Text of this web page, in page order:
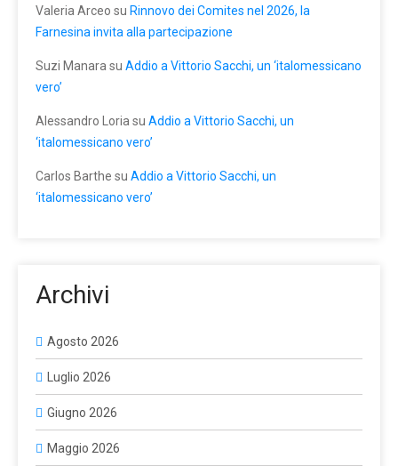
Valeria Arceo su Rinnovo dei Comites nel 2026, la
Farnesina invita alla partecipazione
Suzi Manara su Addio a Vittorio Sacchi, un ‘italomessicano
vero’
Alessandro Loria su Addio a Vittorio Sacchi, un
‘italomessicano vero’
Carlos Barthe su Addio a Vittorio Sacchi, un
‘italomessicano vero’
Archivi
Agosto 2026
Luglio 2026
Giugno 2026
Maggio 2026